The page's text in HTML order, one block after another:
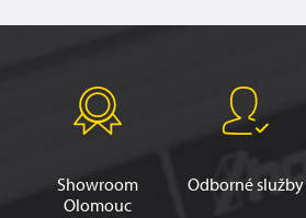
Showroom
Olomouc
Odborné služby